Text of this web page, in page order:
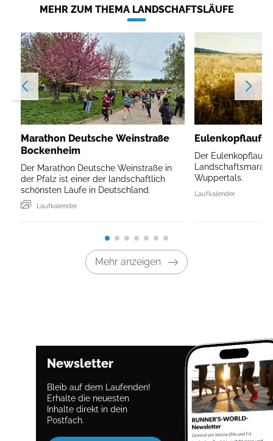
MEHR ZUM THEMA LANDSCHAFTSLÄUFE
Marathon Deutsche Weinstraße
Bockenheim
Der Marathon Deutsche Weinstraße in
der Pfalz ist einer der landschaftlich
schönsten Läufe in Deutschland.
Laufkalender
Eulenkopflauf
Der Eulenkopflauf
Wuppertals.
Laufkalender
Mehr anzeigen
Newsletter
Bleib auf dem Laufenden!
Erhalte die neuesten
Inhalte direkt in dein
Postfach.